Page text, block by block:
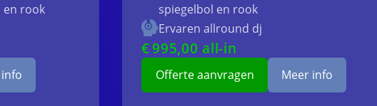
en rook
spiegelbol en rook
Ervaren allround dj
€995,00 all-in
Offerte aanvragen Meer info